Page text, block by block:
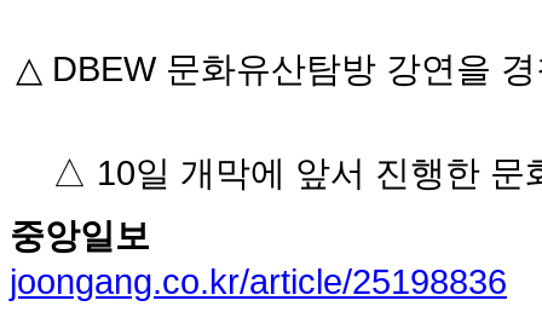
△ DBEW 문화유산탐방 강연을
△ 10일 개막에 앞서 진행한 문
중앙일보
joongang.co.kr/article/25198836